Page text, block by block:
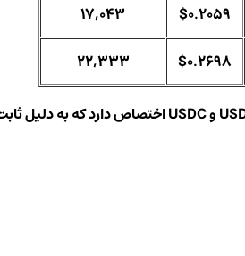
17,043
$0.2059
22,333
$0.2698